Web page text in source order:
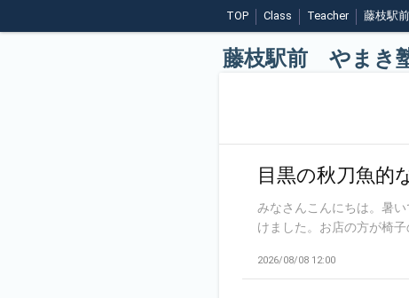
TOP Class Teacher 藤枝駅
藤枝駅前 やまき
目黒の秋刀魚的
みなさんこんにちは。暑
けました。お店の方が椅子
2026/08/08 12:00